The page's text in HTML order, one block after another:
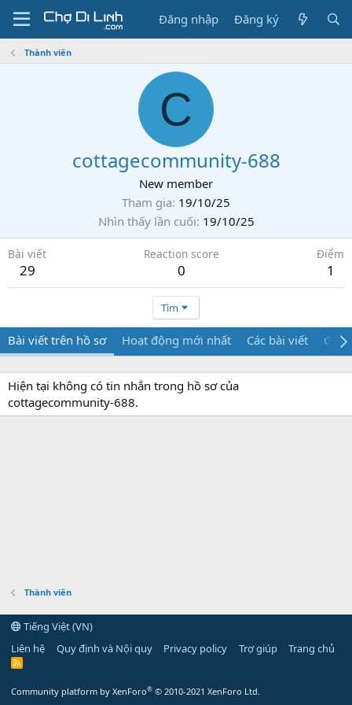
Đăng nhập Đăng ký
Thành viên
C
cottagecommunity-688
New member
Tham gia 19/10/25
Nhìn thấy lần cuối 19/10/25
Bài viết
29
Reaction score
0
Điểm
1
Tìm
Bài viết trên hồ sơ Hoạt động mới nhất Các bài viết Giới
Hiện tại không có tin nhắn trong hồ sơ của
cottagecommunity-688.
Thành viên
Tiếng Việt (VN)
Liên hệ
Quy định và Nội quy Privacy policy Trợ giúp Trang chủ
R
Community platform by XenForo® © 2010-2021 XenForo Ltd.